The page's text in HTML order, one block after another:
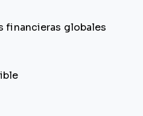
financieras globales